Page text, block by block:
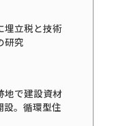
埋立税と技術
研究
地で建設資材
設。循環型住